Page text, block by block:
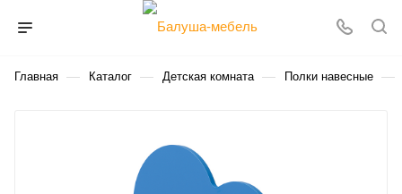
Главная — Каталог — Детская комната — Полки навесные —